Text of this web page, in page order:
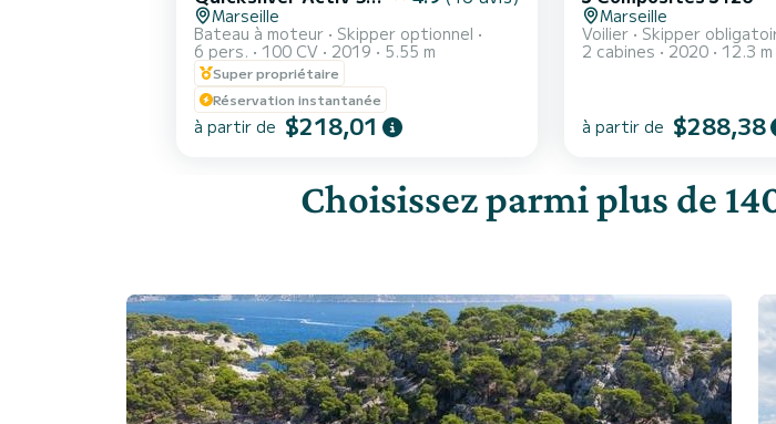
Marseille
Bateau à moteur
Skipper optionnel
6 pers.
100 CV 2019 5.55 m
Super propriétaire
Réservation instantanée
à partir de $218,01
Marseille
Voilier
Skipper
2 cabines
2020 12.3 m
à partir de $288,38
Choisissez parmi plus de